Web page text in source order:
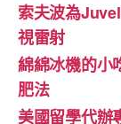
索夫波為
視雷射
綿綿冰機的小
肥法
美國留學代辦